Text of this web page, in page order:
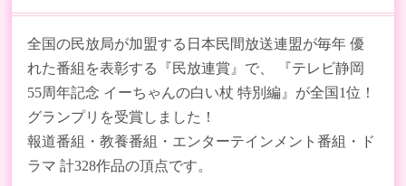
全国の民放局が加盟する日本民間放送連盟が毎年 優
れた番組を表彰する『民放連賞』で、 『テレビ静岡
55周年記念 イーちゃんの白い杖 特別編』が全国1位！
グランプリを受賞しました！
報道番組・教養番組・エンターテインメント番組・ド
ラマ 計328作品の頂点です。